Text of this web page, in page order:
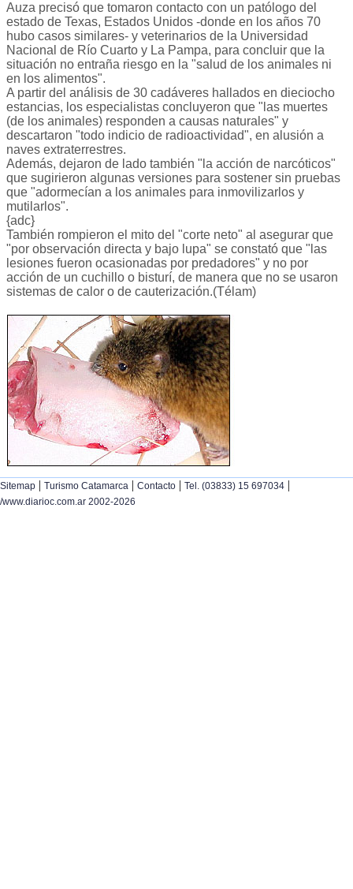
Auza precisó que tomaron contacto con un patólogo del
estado de Texas, Estados Unidos -donde en los años 70
hubo casos similares- y veterinarios de la Universidad
Nacional de Río Cuarto y La Pampa, para concluir que la
situación no entraña riesgo en la "salud de los animales ni
en los alimentos".
A partir del análisis de 30 cadáveres hallados en dieciocho
estancias, los especialistas concluyeron que "las muertes
(de los animales) responden a causas naturales" y
descartaron "todo indicio de radioactividad", en alusión a
naves extraterrestres.
Además, dejaron de lado también "la acción de narcóticos"
que sugirieron algunas versiones para sostener sin pruebas
que "adormecían a los animales para inmovilizarlos y
mutilarlos".
{adc}
También rompieron el mito del "corte neto" al asegurar que
"por observación directa y bajo lupa" se constató que "las
lesiones fueron ocasionadas por predadores" y no por
acción de un cuchillo o bisturí, de manera que no se usaron
sistemas de calor o de cauterización.(Télam)
Sitemap | Turismo Catamarca | Contacto | Tel. (03833) 15 697034 |
/www.diarioc.com.ar 2002-2026